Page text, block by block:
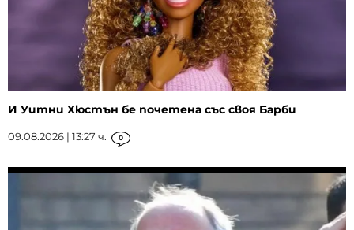
И Уитни Хюстън бе почетена със своя Барби
09.08.2026 | 13:27 ч. 0